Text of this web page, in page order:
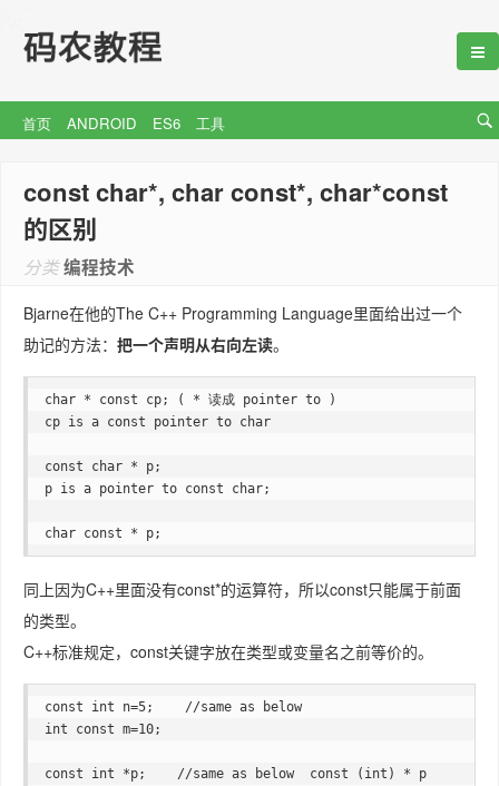
首页 ANDROID ES6 工具
const char*, char const*, char*const
的区别
分类编程技术
Bjarne在他的The C++ Programming Language里面给出过一个
助记的方法： 把一个声明从右向左读。
char * const cp; ( * 读成 pointer to )
cp is a const pointer to char
const char * p;
p is a pointer to const char;
char const * p;
同上因为C++里面没有const*的运算符，所以const只能属于前面
的类型。
C++标准规定，const关键字放在类型或变量名之前等价的。
const int n=5;    //same as below
int const m=10;
const int *p;    //same as below  const (int) * p